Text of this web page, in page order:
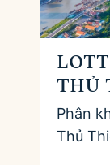
THỦ
Phân
Thủ